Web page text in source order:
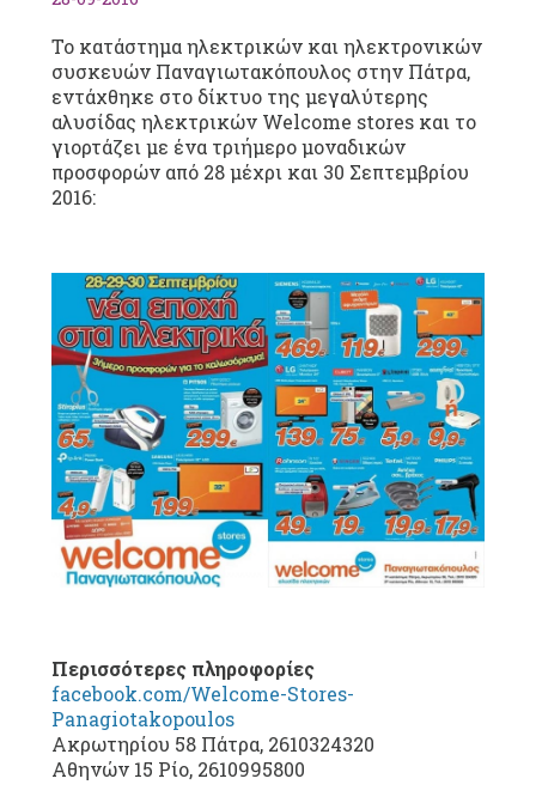
Το κατάστημα ηλεκτρικών και ηλεκτρονικών
συσκευών Παναγιωτακόπουλος στην Πάτρα,
εντάχθηκε στο δίκτυο της μεγαλύτερης
αλυσίδας ηλεκτρικών Welcome stores και το
γιορτάζει με ένα τριήμερο μοναδικών
προσφορών από 28 μέχρι και 30 Σεπτεμβρίου
2016:
Περισσότερες πληροφορίες
facebook.com/Welcome-Stores-
Panagiotakopoulos
Ακρωτηρίου 58 Πάτρα, 2610324320
Αθηνών 15 Ρίο, 2610995800